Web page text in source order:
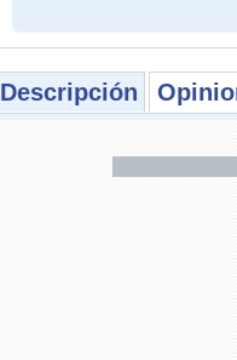
Descripción